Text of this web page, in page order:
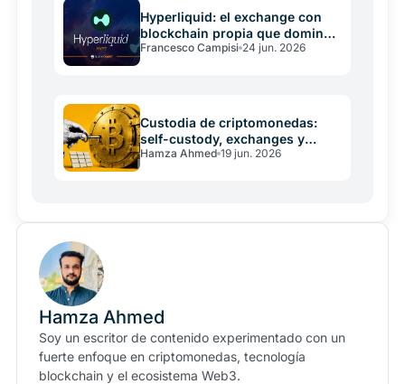
Hyperliquid: el exchange con
blockchain propia que domina
los derivados on-chain
Francesco Campisi 24 jun. 2026
Custodia de criptomonedas:
self-custody, exchanges y
wallets comparados
Hamza Ahmed 19 jun. 2026
Hamza Ahmed
Soy un escritor de contenido experimentado con un
fuerte enfoque en criptomonedas, tecnología
blockchain y el ecosistema Web3.